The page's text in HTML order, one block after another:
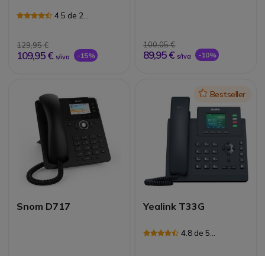
4.5 de 2
129,95 €
109,95 € s/iva -15%
100,05 €
89,95 € s/iva -10%
Snom D717
IconBestseller
Yealink T33G
4.8 de 5